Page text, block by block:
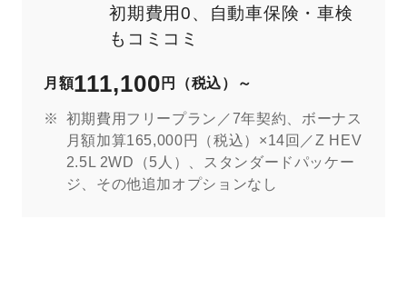
初期費用0、自動車保険・車検
もコミコミ
月額111,100 円（税込）～
初期費用フリープラン／7年契約、ボーナス
月額加算165,000円（税込）×14回／Z HEV
2.5L 2WD（5人）、スタンダードパッケー
ジ、その他追加オプションなし